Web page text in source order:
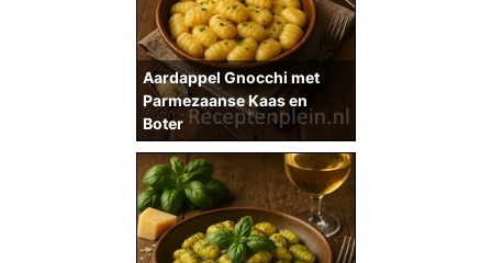
Aardappel Gnocchi met
Parmezaanse Kaas en
Boter